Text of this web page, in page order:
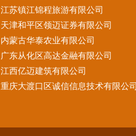
江苏镇江锦程旅游有限公司
天津和平区领迈证券有限公司
内蒙古华泰农业有限公司
广东从化区高达金融有限公司
江西亿迈建筑有限公司
重庆大渡口区诚信信息技术有限公司